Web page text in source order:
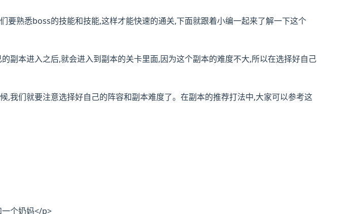
熟悉boss的技能和技能,这样才能快速的通关,下面就跟着小编一起来了解一下这个
副本进入之后,就会进入到副本的关卡里面,因为这个副本的难度不大,所以在选择好自己
我们就要注意选择好自己的阵容和副本难度了。在副本的推荐打法中,大家可以参考这
个奶妈</p>